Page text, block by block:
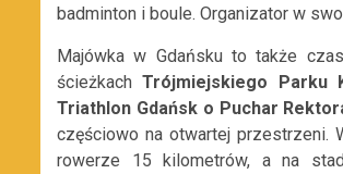
badminton i boule. Organizator w
Majówka w Gdańsku to także
ścieżkachTrójmiejskiego Parku
Triathlon Gdańsk o Puchar
częściowo na otwartej przestrzeni.
rowerze 15 kilometrów, a na